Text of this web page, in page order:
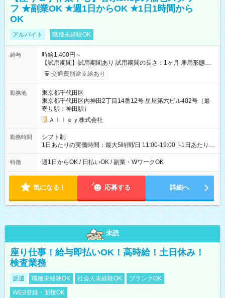
フ ★副業OK ★週1日からOK ★1日1時間から
OK
アルバイト 職種未経験OK
給与
時給1,400円～
【試用期間】試用期間あり 試用期間の長さ：1ヶ月 雇用形態、
給与は本採用時と同じです。
交通費別途支給あり
勤務地
東京都千代田区
東京都千代田区内神田2丁目14番12号 星屋第六ビル402号（最
寄り駅：神田駅）
Ａｌｌｅｙ株式会社
勤務時間
シフト制
1日あたりの実働時間：最大5時間/日 11:00-19:00 └1日あたりの
実働時間：1-5時間 └上記の時間帯内であれば、いつでも勤務可
能！ └平日・土曜日の中で、お好きな曜日でご勤務いただけま
18:00 などのように、自由な働き方が可能なお仕事です！
特徴 週1日からOK / 日払いOK / 副業・WワークOK
気になる！ 応募する 詳細へ
未読
座り仕事！給与即払いOK！高時給！土日休み！
検査業務
派遣 職種未経験OK 社会人未経験OK
ブランクOK
WEB登録・面接OK